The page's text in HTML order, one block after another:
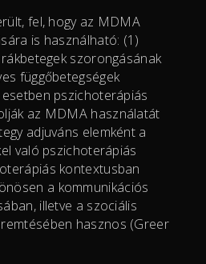
fel, hogy az MDMA
is használható: (1)
szorongásának
függőbetegségek
pszichoterápiás
az MDMA használatát
adjuváns elemként a
való pszichoterápiás
kontextusban
a kommunikációs
illetve a szociális
hasznos (Greer